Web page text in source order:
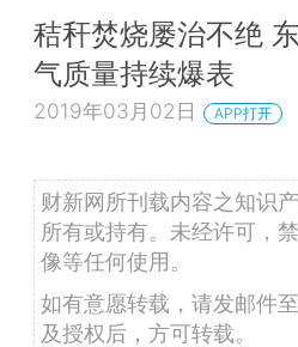
秸秆焚烧屡治不绝
气质量持续爆表
2019年03月02日 APP打开
财新网所刊载内容之知识
所有或持有。未经许可，
像等任何使用。
如有意愿转载，请发邮件至
及授权后，方可转载。